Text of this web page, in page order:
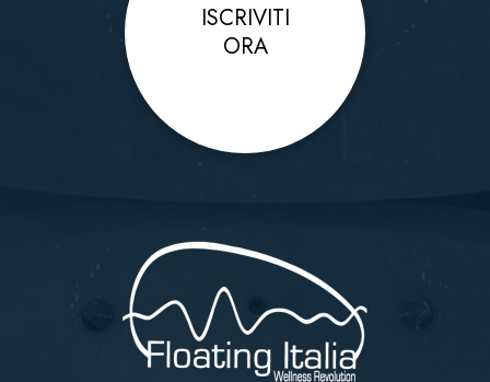
ISCRIVITI
ORA